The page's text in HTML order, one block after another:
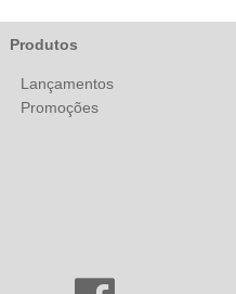
Produtos
Lançamentos
Promoções